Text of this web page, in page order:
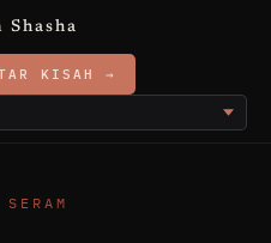
Shasha
KISAH →